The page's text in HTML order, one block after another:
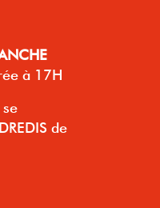
à 17H
se
de